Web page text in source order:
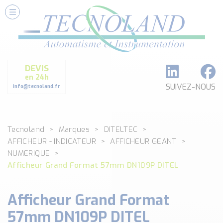
DEVIS
en 24h
info@tecnoland.fr SUIVEZ-NOUS
Nos Services
Conseils et Fourniture
Formation et Assistance
Architecture I-O Link multi fabricants
Classé par catégorie
DEBIT
DETECTION
ENREGISTREUR + ACQUISITION DE DONNEES
Voir toutes les catégories …
Tecnoland Marques
DITELTEC
AFFICHEUR - INDICATEUR
AFFICHEUR GEANT
NUMERIQUE
Afficheur Grand Format 57mm DN109P DITEL
Afficheur Grand Format
57mm DN109P DITEL